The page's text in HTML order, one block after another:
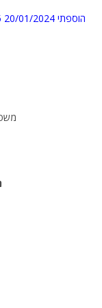
הוספתי 20/01/2024